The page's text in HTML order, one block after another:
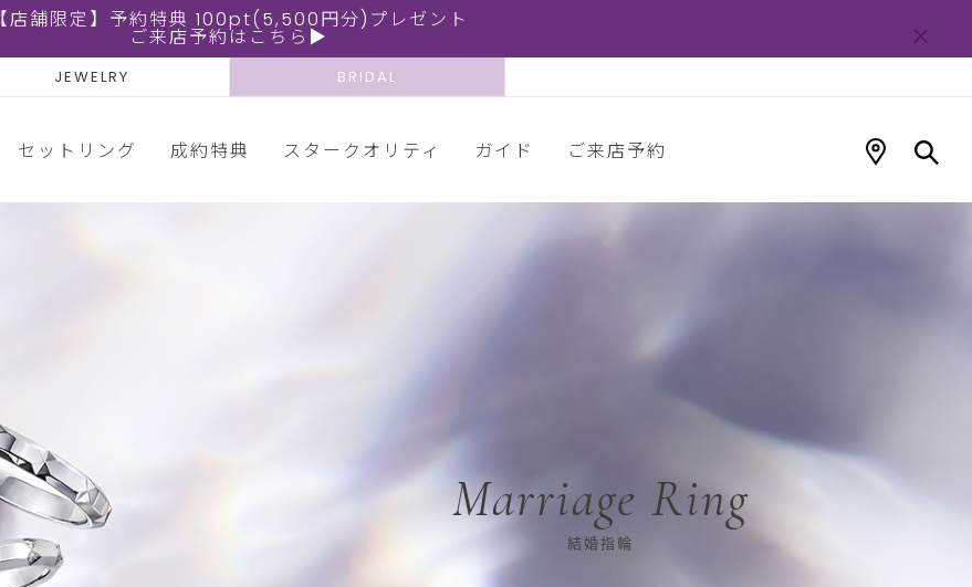
【店舗限定】予約特典 100pt(5,500円分)プレゼント
ご来店予約はこちら▶
JEWELRY BRIDAL
セットリング 成約特典 スタークオリティ ガイド ご来店予約
Marriage Ring
結婚指輪